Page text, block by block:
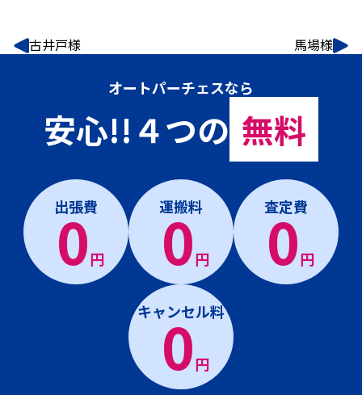
古井戸様 馬場様
オートパーチェスなら
安心!!４つの 無料
出張費
0円
運搬料
0円
査定費
0円
キャンセル料
0円